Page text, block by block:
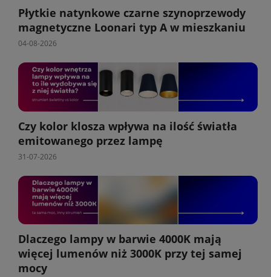
Płytkie natynkowe czarne szynoprzewody
magnetyczne Loonari typ A w mieszkaniu
04-08-2026
Czy kolor klosza wpływa na ilość światła
emitowanego przez lampę
31-07-2026
Dlaczego lampy w barwie 4000K mają
więcej lumenów niż 3000K przy tej samej
mocy